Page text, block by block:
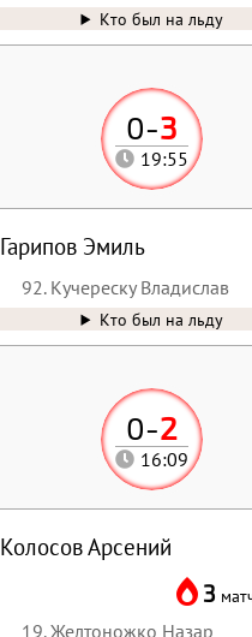
0-2
16:09
Колосов Арсений
3
19. Желтоножко Назар
0-3
19:55
Гарипов Эмиль
92. Кучереску Владислав
Кто был на льду
Кто был на льду